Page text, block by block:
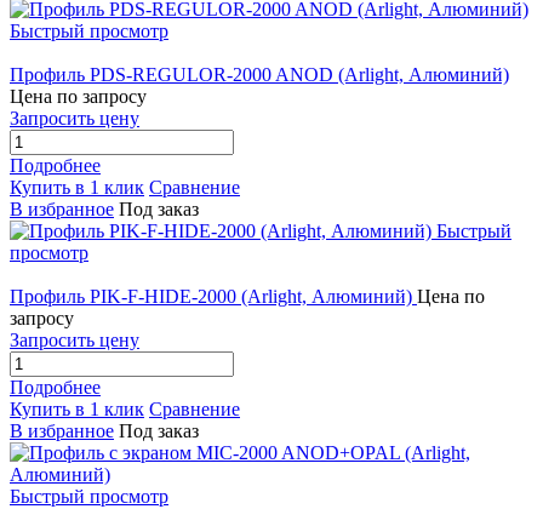
Быстрый просмотр
Профиль PDS-REGULOR-2000 ANOD (Arlight, Алюминий)
Цена по запросу
Запросить цену
Подробнее
Купить в 1 клик Сравнение
В избранное Под заказ
Быстрый
просмотр
Профиль PIK-F-HIDE-2000 (Arlight, Алюминий) Цена по
запросу
Запросить цену
Подробнее
Купить в 1 клик Сравнение
В избранное Под заказ
Быстрый просмотр